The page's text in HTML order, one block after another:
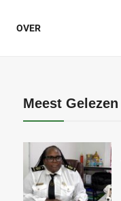
OVER
Meest Gelezen